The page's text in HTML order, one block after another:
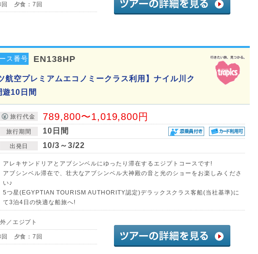
夕食：7回
ス番号 EN138HP
空プレミアムエコノミークラス利用】ナイル川ク
10日間
旅行代金 789,800〜1,019,800円
旅行期間 10日間
出発日 10/3～3/22
アレキサンドリアとアブシンベルにゆったり滞在するエジプトコースです!
アブシンベル滞在で、壮大なアブシンベル大神殿の音と光のショーをお楽しみくださ
い♪
5つ星(EGYPTIAN TOURISM AUTHORITY認定)デラックスクラス客船(当社基準)に
て3泊4日の快適な船旅へ!
／エジプト
夕食：7回